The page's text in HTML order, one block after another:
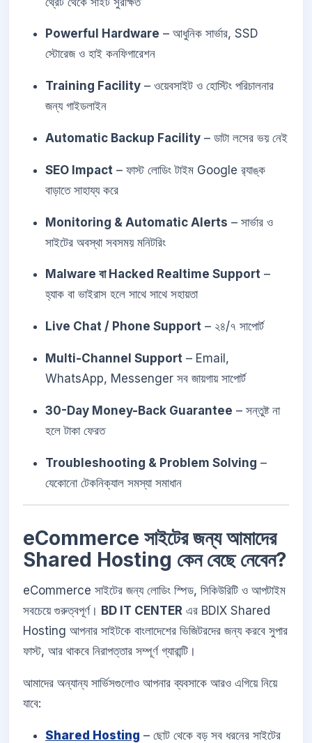
Powerful Hardware – আধুনিক সার্ভার, SSD
স্টোরেজ ও হাই কনফিগারেশন
Training Facility – ওয়েবসাইট ও হোস্টিং পরিচালনার
জন্য গাইডলাইন
Automatic Backup Facility – ডাটা লসের ভয় নেই
SEO Impact – ফাস্ট লোডিং টাইম Google র‍্যাঙ্ক
বাড়াতে সাহায্য করে
Monitoring & Automatic Alerts – সার্ভার ও
সাইটের অবস্থা সবসময় মনিটরিং
Malware বা Hacked Realtime Support –
হ্যাক বা ভাইরাস হলে সাথে সাথে সহায়তা
Live Chat / Phone Support – ২৪/৭ সাপোর্ট
Multi-Channel Support – Email,
WhatsApp, Messenger সব জায়গায় সাপোর্ট
30-Day Money-Back Guarantee – সন্তুষ্ট না
হলে টাকা ফেরত
Troubleshooting & Problem Solving –
যেকোনো টেকনিক্যাল সমস্যা সমাধান
eCommerce সাইটের জন্য আমাদের
Shared Hosting কেন বেছে নেবেন?
eCommerce সাইটের জন্য লোডিং স্পিড, সিকিউরিটি ও আপটাইম
সবচেয়ে গুরুত্বপূর্ণ। BD IT CENTER এর BDIX Shared
Hosting আপনার সাইটকে বাংলাদেশের ভিজিটরদের জন্য করবে সুপার
ফাস্ট, আর থাকবে নিরাপত্তার সম্পূর্ণ গ্যারান্টি।
আমাদের অন্যান্য সার্ভিসগুলোও আপনার ব্যবসাকে আরও এগিয়ে নিয়ে
যাবে:
Shared Hosting – ছোট থেকে বড় সব ধরনের সাইটের